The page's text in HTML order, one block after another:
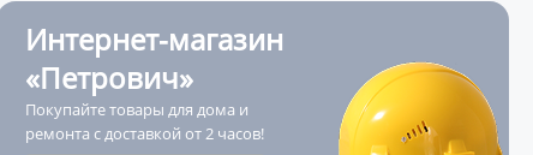
Интернет-магазин
«Петрович»
Покупайте товары для дома и
ремонта с доставкой от 2 часов!